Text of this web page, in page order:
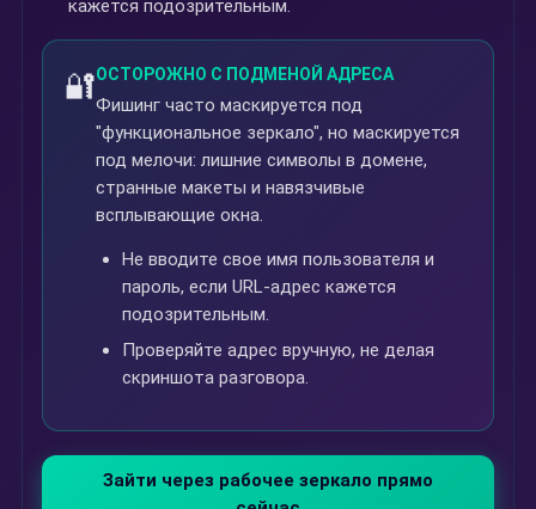
кажется подозрительным.
🔐ОСТОРОЖНО С ПОДМЕНОЙ АДРЕСА
Фишинг часто маскируется под
"функциональное зеркало", но маскируется
под мелочи: лишние символы в домене,
странные макеты и навязчивые
всплывающие окна.
Не вводите свое имя пользователя и
пароль, если URL-адрес кажется
подозрительным.
Проверяйте адрес вручную, не делая
скриншота разговора.
Зайти через рабочее зеркало прямо